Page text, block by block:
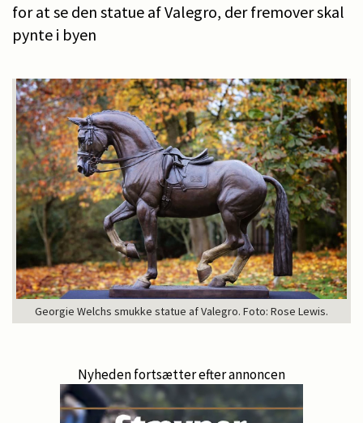
for at se den statue af Valegro, der fremover skal
pynte i byen
Georgie Welchs smukke statue af Valegro. Foto: Rose Lewis.
Nyheden fortsætter efter annoncen